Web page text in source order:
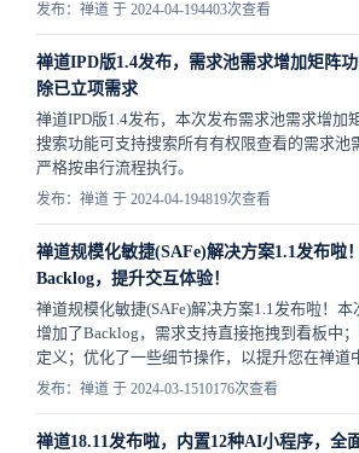
发布：禅道 于 2024-04-194403次查看
禅道IPD版1.4发布，需求池需求增加矩阵
除已立项需求
禅道IPD版1.4发布，本次发布需求池需求增加
搜索功能可支持搜索所有有权限查看的需求池
严格按串行流程执行。
发布：禅道 于 2024-04-194819次查看
禅道规模化敏捷(SAFe)解决方案1.1发布啦
Backlog，提升交互体验！
禅道规模化敏捷(SAFe)解决方案1.1发布啦！
增加了Backlog，需求支持直接拖拽到看板中
定义；优化了一些细节操作，以提升您在禅道
发布：禅道 于 2024-03-1510176次查看
禅道18.11发布啦，内置12种AI小程序，全